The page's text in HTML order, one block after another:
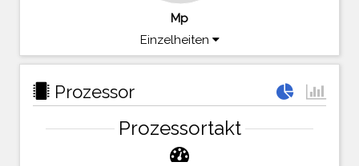
Mp
Einzelheiten
Prozessor
Prozessortakt